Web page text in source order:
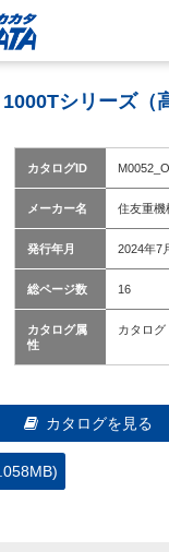
シリーズ（
カタログID
メーカー名 住友重機
発行年月 2024年7
総ページ数 16
カタログ属
性
カタログ
カタログを見る